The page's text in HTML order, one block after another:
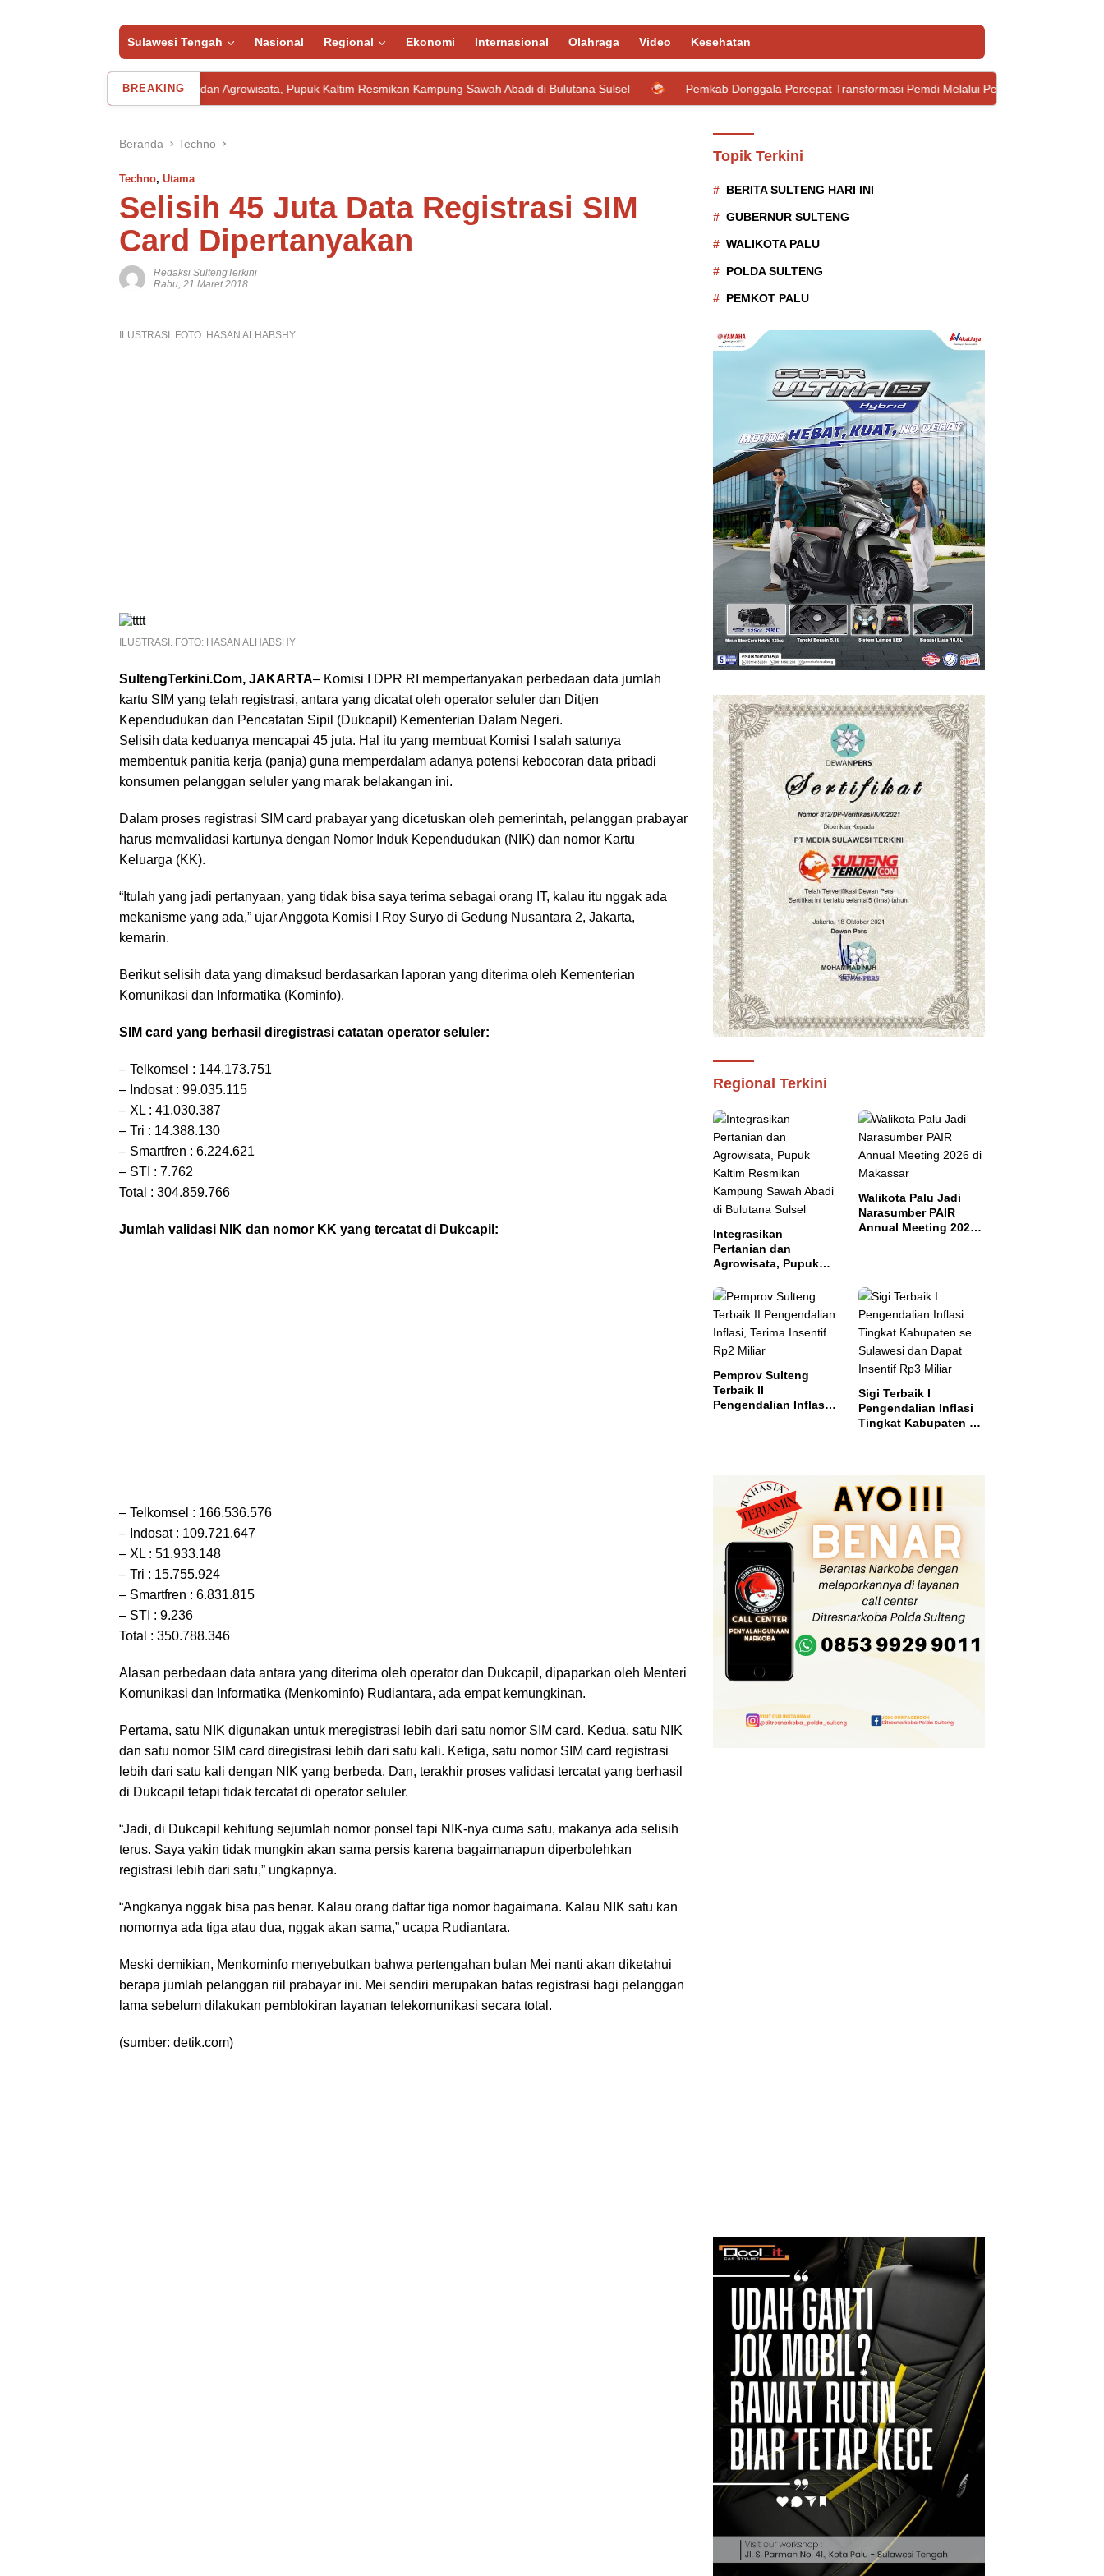
Sulawesi Tengah Nasional Regional Ekonomi Internasional Olahraga Video Kesehatan
BREAKING
Pertanian dan Agrowisata, Pupuk Kaltim Resmikan Kampung Sawah Abadi di Bulutana Sulsel Pemkab Donggala Percepat Transformasi Pemdi Melalui Penguatan Tata Kelola Domain OPD
Beranda Techno
Techno, Utama
Selisih 45 Juta Data Registrasi SIM
Card Dipertanyakan
Redaksi SultengTerkini
Rabu, 21 Maret 2018
ILUSTRASI. FOTO: HASAN ALHABSHY
ILUSTRASI. FOTO: HASAN ALHABSHY
SultengTerkini.Com, JAKARTA– Komisi I DPR RI mempertanyakan perbedaan data jumlah
kartu SIM yang telah registrasi, antara yang dicatat oleh operator seluler dan Ditjen
Kependudukan dan Pencatatan Sipil (Dukcapil) Kementerian Dalam Negeri.
Selisih data keduanya mencapai 45 juta. Hal itu yang membuat Komisi I salah satunya
membentuk panitia kerja (panja) guna memperdalam adanya potensi kebocoran data pribadi
konsumen pelanggan seluler yang marak belakangan ini.
Dalam proses registrasi SIM card prabayar yang dicetuskan oleh pemerintah, pelanggan prabayar
harus memvalidasi kartunya dengan Nomor Induk Kependudukan (NIK) dan nomor Kartu
Keluarga (KK).
“Itulah yang jadi pertanyaan, yang tidak bisa saya terima sebagai orang IT, kalau itu nggak ada
mekanisme yang ada,” ujar Anggota Komisi I Roy Suryo di Gedung Nusantara 2, Jakarta,
kemarin.
Berikut selisih data yang dimaksud berdasarkan laporan yang diterima oleh Kementerian
Komunikasi dan Informatika (Kominfo).
SIM card yang berhasil diregistrasi catatan operator seluler:
– Telkomsel : 144.173.751
– Indosat : 99.035.115
– XL : 41.030.387
– Tri : 14.388.130
– Smartfren : 6.224.621
– STI : 7.762
Total : 304.859.766
Jumlah validasi NIK dan nomor KK yang tercatat di Dukcapil:
– Telkomsel : 166.536.576
– Indosat : 109.721.647
– XL : 51.933.148
– Tri : 15.755.924
– Smartfren : 6.831.815
– STI : 9.236
Total : 350.788.346
Alasan perbedaan data antara yang diterima oleh operator dan Dukcapil, dipaparkan oleh Menteri
Komunikasi dan Informatika (Menkominfo) Rudiantara, ada empat kemungkinan.
Pertama, satu NIK digunakan untuk meregistrasi lebih dari satu nomor SIM card. Kedua, satu NIK
dan satu nomor SIM card diregistrasi lebih dari satu kali. Ketiga, satu nomor SIM card registrasi
lebih dari satu kali dengan NIK yang berbeda. Dan, terakhir proses validasi tercatat yang berhasil
di Dukcapil tetapi tidak tercatat di operator seluler.
“Jadi, di Dukcapil kehitung sejumlah nomor ponsel tapi NIK-nya cuma satu, makanya ada selisih
terus. Saya yakin tidak mungkin akan sama persis karena bagaimanapun diperbolehkan
registrasi lebih dari satu,” ungkapnya.
“Angkanya nggak bisa pas benar. Kalau orang daftar tiga nomor bagaimana. Kalau NIK satu kan
nomornya ada tiga atau dua, nggak akan sama,” ucapa Rudiantara.
Meski demikian, Menkominfo menyebutkan bahwa pertengahan bulan Mei nanti akan diketahui
berapa jumlah pelanggan riil prabayar ini. Mei sendiri merupakan batas registrasi bagi pelanggan
lama sebelum dilakukan pemblokiran layanan telekomunikasi secara total.
(sumber: detik.com)
Topik Terkini
BERITA SULTENG HARI INI
GUBERNUR SULTENG
WALIKOTA PALU
POLDA SULTENG
PEMKOT PALU
Regional Terkini
Integrasikan
Pertanian dan
Agrowisata, Pupuk
Kampung Sawah
Abadi di Bulutana
Sulsel
Walikota Palu Jadi
Narasumber PAIR
Annual Meeting 2026
Pemprov Sulteng
Terbaik II
Pengendalian Inflasi,
Sigi Terbaik I
Pengendalian Inflasi
Tingkat Kabupaten se